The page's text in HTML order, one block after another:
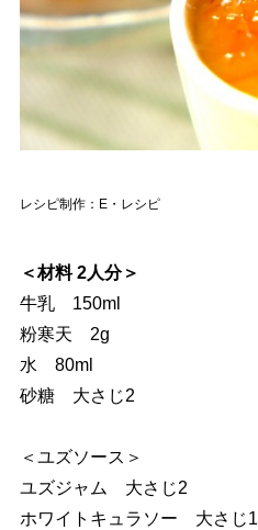
レシピ制作：E・レシピ
＜材料 2人分＞
牛乳 150ml
粉寒天 2g
水 80ml
砂糖 大さじ2
＜ユズソース＞
ユズジャム 大さじ2
ホワイトキュラソー 大さじ1